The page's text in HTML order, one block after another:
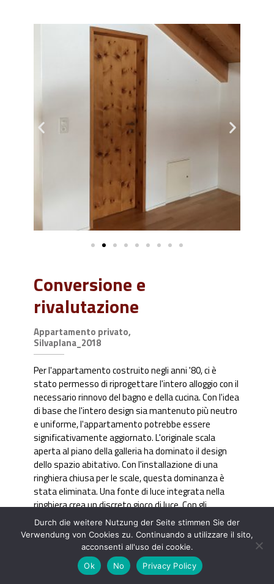
Conversione e
rivalutazione
Appartamento privato,
Silvaplana_2018
Per l'appartamento costruito negli anni '80, ci è
stato permesso di riprogettare l'intero alloggio con il
necessario rinnovo del bagno e della cucina. Con l'idea
di base che l'intero design sia mantenuto più neutro
e uniforme, l'appartamento potrebbe essere
significativamente aggiornato. L'originale scala
aperta al piano della galleria ha dominato il design
dello spazio abitativo. Con l'installazione di una
ringhiera chiusa per le scale, questa dominanza è
stata eliminata. Una fonte di luce integrata nella
ringhiera crea un discreto gioco di luce. Con gli
interventi mirati, l'appartamento appare ora molto
più spazioso.
Durch die weitere Nutzung der Seite stimmen Sie der
Verwendung von Cookies zu. Continuando a utilizzare il sito,
acconsenti all'uso dei cookie.
Ok
No Privacy Policy